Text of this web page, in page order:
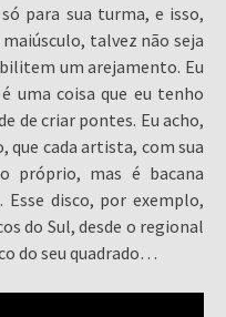
para sua turma, e isso,
talvez não seja
um arejamento. Eu
uma coisa que eu tenho
de criar pontes. Eu acho,
que cada artista, com sua
próprio, mas é bacana
disco, por exemplo,
do Sul, desde o regional
do seu quadrado…